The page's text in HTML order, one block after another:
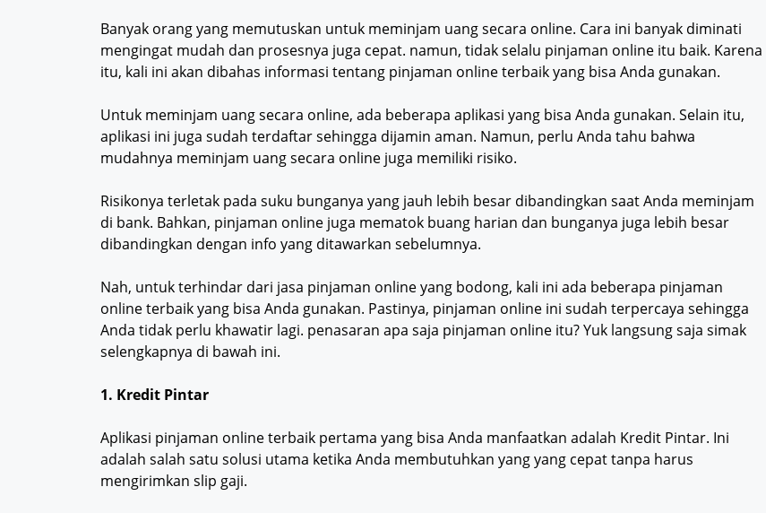
Banyak orang yang memutuskan untuk meminjam uang secara online. Cara ini banyak diminati
mengingat mudah dan prosesnya juga cepat. namun, tidak selalu pinjaman online itu baik. Karena
itu, kali ini akan dibahas informasi tentang pinjaman online terbaik yang bisa Anda gunakan.
Untuk meminjam uang secara online, ada beberapa aplikasi yang bisa Anda gunakan. Selain itu,
aplikasi ini juga sudah terdaftar sehingga dijamin aman. Namun, perlu Anda tahu bahwa
mudahnya meminjam uang secara online juga memiliki risiko.
Risikonya terletak pada suku bunganya yang jauh lebih besar dibandingkan saat Anda meminjam
di bank. Bahkan, pinjaman online juga mematok buang harian dan bunganya juga lebih besar
dibandingkan dengan info yang ditawarkan sebelumnya.
Nah, untuk terhindar dari jasa pinjaman online yang bodong, kali ini ada beberapa pinjaman
online terbaik yang bisa Anda gunakan. Pastinya, pinjaman online ini sudah terpercaya sehingga
Anda tidak perlu khawatir lagi. penasaran apa saja pinjaman online itu? Yuk langsung saja simak
selengkapnya di bawah ini.
1. Kredit Pintar
Aplikasi pinjaman online terbaik pertama yang bisa Anda manfaatkan adalah Kredit Pintar. Ini
adalah salah satu solusi utama ketika Anda membutuhkan yang yang cepat tanpa harus
mengirimkan slip gaji.